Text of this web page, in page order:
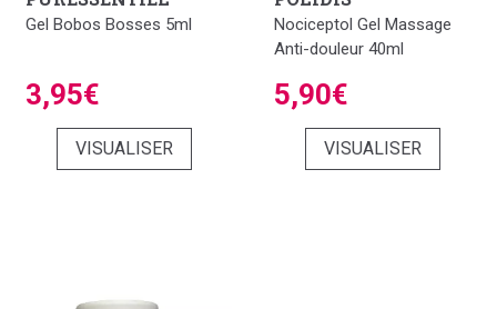
Gel Bobos Bosses 5ml
3,95€
VISUALISER
Nociceptol Gel Massage
Anti-douleur 40ml
5,90€
VISUALISER